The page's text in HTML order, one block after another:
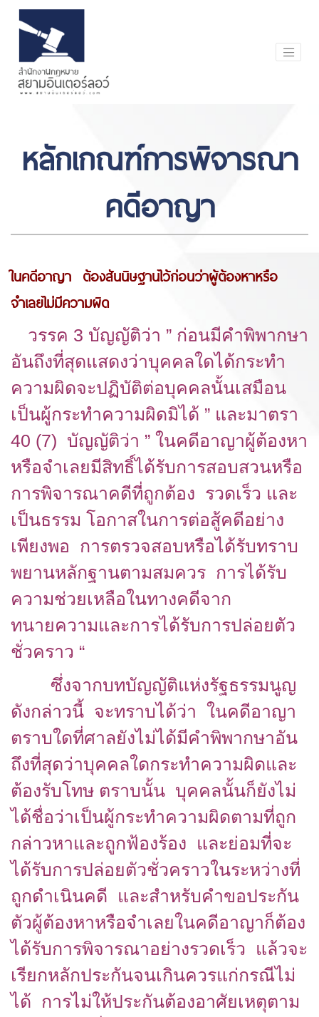
หลักเกณฑ์การพิจารณา
คดีอาญา
ในคดีอาญา ต้องสันนิษฐานไว้ก่อนว่าผู้ต้องหาหรือ
จำเลยไม่มีความผิด
วรรค 3 บัญญัติว่า ” ก่อนมีคำพิพากษา
อันถึงที่สุดแสดงว่าบุคคลใดได้กระทำ
ความผิดจะปฏิบัติต่อบุคคลนั้นเสมือน
เป็นผู้กระทำความผิดมิได้ ” และมาตรา
40 (7) บัญญัติว่า ” ในคดีอาญาผู้ต้องหา
หรือจำเลยมีสิทธิ์ได้รับการสอบสวนหรือ
การพิจารณาคดีที่ถูกต้อง รวดเร็ว และ
เป็นธรรม โอกาสในการต่อสู้คดีอย่าง
เพียงพอ การตรวจสอบหรือได้รับทราบ
พยานหลักฐานตามสมควร การได้รับ
ความช่วยเหลือในทางคดีจาก
ทนายความและการได้รับการปล่อยตัว
ชั่วคราว “
ซึ่งจากบทบัญญัติแห่งรัฐธรรมนูญ
ดังกล่าวนี้ จะทราบได้ว่า ในคดีอาญา
ตราบใดที่ศาลยังไม่ได้มีคำพิพากษาอัน
ถึงที่สุดว่าบุคคลใดกระทำความผิดและ
ต้องรับโทษ ตราบนั้น บุคคลนั้นก็ยังไม่
ได้ชื่อว่าเป็นผู้กระทำความผิดตามที่ถูก
กล่าวหาและถูกฟ้องร้อง และย่อมที่จะ
ได้รับการปล่อยตัวชั่วคราวในระหว่างที่
ถูกดำเนินคดี และสำหรับคำขอประกัน
ตัวผู้ต้องหาหรือจำเลยในคดีอาญาก็ต้อง
ได้รับการพิจารณาอย่างรวดเร็ว แล้วจะ
เรียกหลักประกันจนเกินควรแก่กรณีไม่
ได้ การไม่ให้ประกันต้องอาศัยเหตุตาม